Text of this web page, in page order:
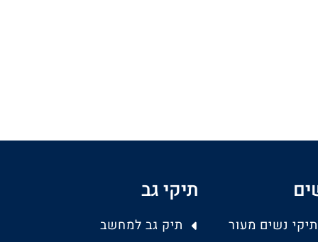
תיקי נשים מעור
תיקי גב
תיק גב למחשב